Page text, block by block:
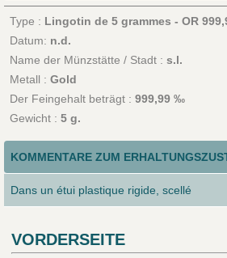
Type : Lingotin de 5 grammes - OR
Datum: n.d.
Name der Münzstätte / Stadt : s.l.
Metall : Gold
Der Feingehalt beträgt : 999,99 ‰
Gewicht : 5 g.
KOMMENTARE ZUM
Dans un étui plastique rigide, scellé
VORDERSEITE